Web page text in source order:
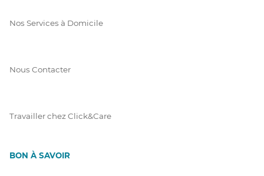
Nos Services à Domicile
Nous Contacter
Travailler chez Click&Care
BON À SAVOIR